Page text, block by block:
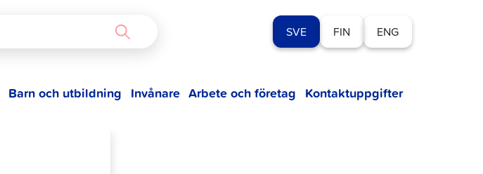
SVE FIN ENG
Barn och utbildning Invånare Arbete och företag Kontaktuppgifter